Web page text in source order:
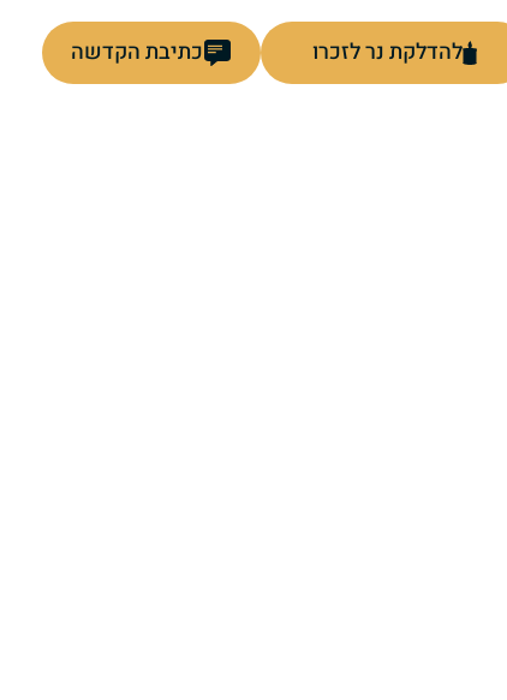
להדלקת נר לזכרו כתיבת הקדשה